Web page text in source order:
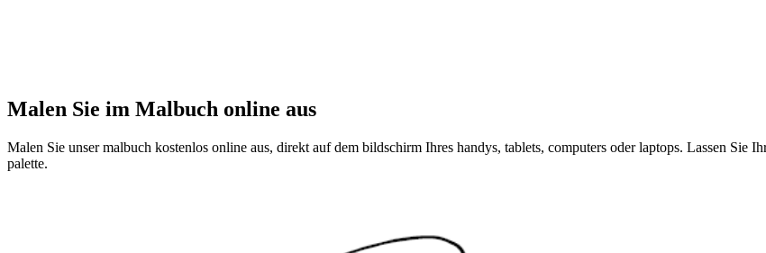
Malen Sie im Malbuch online aus
Malen Sie unser malbuch kostenlos online aus, direkt auf dem bildschirm Ihres handys, tablets, computers oder laptops. Lassen Sie
palette.